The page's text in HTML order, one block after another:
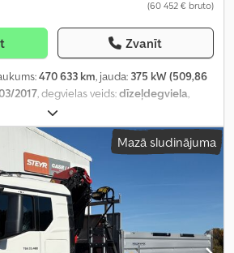
(60 452 € bruto)
Zvanīt
470 633 km, jauda: 375 kW (509,86
2017 , degvielas veids:dīzeļdegviela
, asu konfigurācija:
, pārnesuma veids:automātisks,
, iekraušanas telpas tilpums:17 m³, krautuves
vietas platums:
1 060 mm, Aprīkojums:
sistēma, stāvvietas sildītājs
Mazā sludinājuma